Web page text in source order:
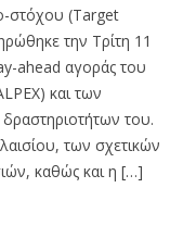
στόχου (Target
την Τρίτη 11
ahead αγοράς του
και των
του.
των σχετικών
καθώς και η […]